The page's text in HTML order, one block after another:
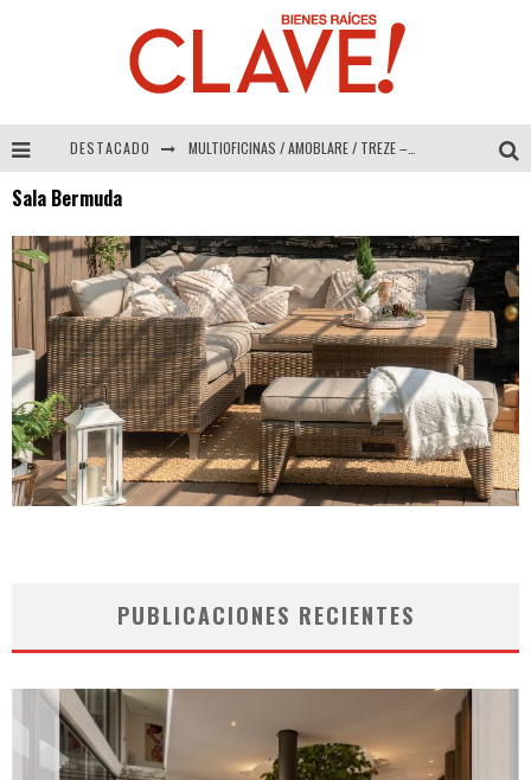
DESTACADO MULTIOFICINAS / AMOBLARE / TREZE – Especial Interiorismo & Decoración 2026
COLINEAL – Especial Interiorismo & Decoración 2026
ADRIANA HOYOS DESIGN STUDIO – Especial Interiorismo & Decoración 2026
Sala Bermuda
PUBLICACIONES RECIENTES